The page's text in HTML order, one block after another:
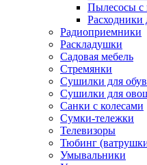
Пылесосы с
Расходники
Радиоприемники
Раскладушки
Садовая мебель
Стремянки
Сушилки для
Сушилки для
Санки с колесами
Сумки-тележки
Телевизоры
Тюбинг
Умывальники